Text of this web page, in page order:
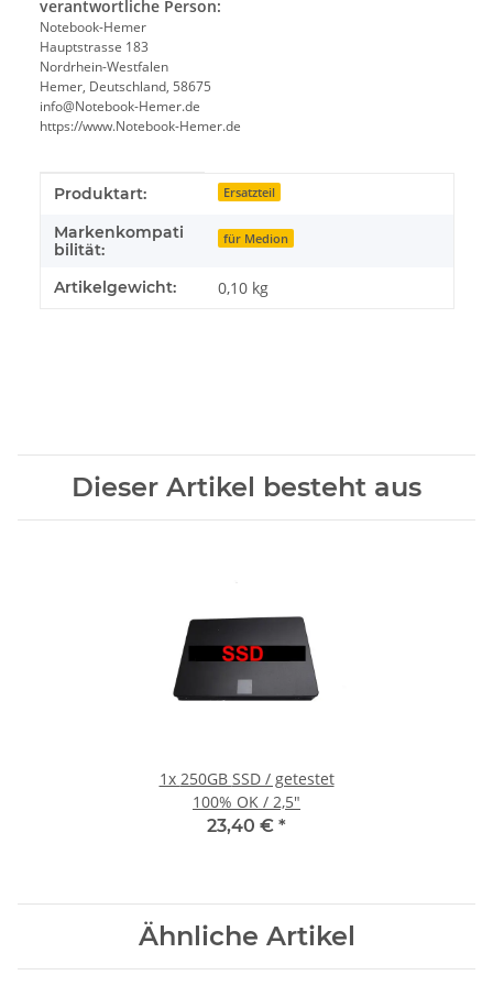
verantwortliche Person:
Notebook-Hemer
Hauptstrasse 183
Nordrhein-Westfalen
Hemer, Deutschland, 58675
info@Notebook-Hemer.de
https://www.Notebook-Hemer.de
Produkteigenschaft
Wert
Produktart: Ersatzteil
Markenkompati
bilität:
für Medion
Artikelgewicht: 0,10 kg
Dieser Artikel besteht aus
1x 250GB SSD / getestet
100% OK / 2,5"
23,40 € *
Ähnliche Artikel